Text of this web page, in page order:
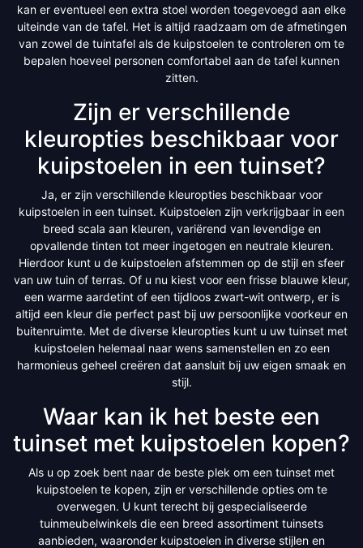
kan er eventueel een extra stoel worden toegevoegd aan elke
uiteinde van de tafel. Het is altijd raadzaam om de afmetingen
van zowel de tuintafel als de kuipstoelen te controleren om te
bepalen hoeveel personen comfortabel aan de tafel kunnen
zitten.
Zijn er verschillende
kleuropties beschikbaar voor
kuipstoelen in een tuinset?
Ja, er zijn verschillende kleuropties beschikbaar voor
kuipstoelen in een tuinset. Kuipstoelen zijn verkrijgbaar in een
breed scala aan kleuren, variërend van levendige en
opvallende tinten tot meer ingetogen en neutrale kleuren.
Hierdoor kunt u de kuipstoelen afstemmen op de stijl en sfeer
van uw tuin of terras. Of u nu kiest voor een frisse blauwe kleur,
een warme aardetint of een tijdloos zwart-wit ontwerp, er is
altijd een kleur die perfect past bij uw persoonlijke voorkeur en
buitenruimte. Met de diverse kleuropties kunt u uw tuinset met
kuipstoelen helemaal naar wens samenstellen en zo een
harmonieus geheel creëren dat aansluit bij uw eigen smaak en
stijl.
Waar kan ik het beste een
tuinset met kuipstoelen kopen?
Als u op zoek bent naar de beste plek om een tuinset met
kuipstoelen te kopen, zijn er verschillende opties om te
overwegen. U kunt terecht bij gespecialiseerde
tuinmeubelwinkels die een breed assortiment tuinsets
aanbieden, waaronder kuipstoelen in diverse stijlen en